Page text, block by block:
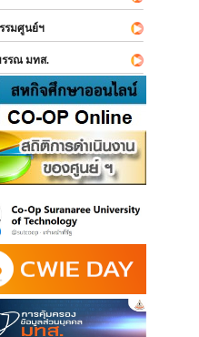
มศูนย์ฯ
รณ มทส.